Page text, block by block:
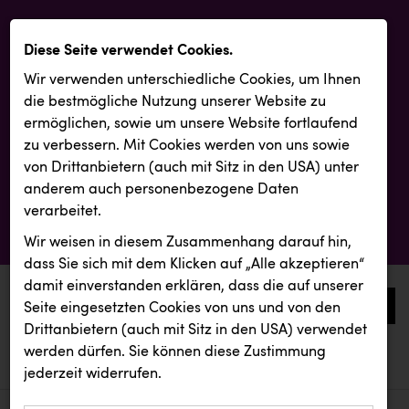
0
aktuelle aussendungen
aktuelle aussendungen
Diese Seite verwendet Cookies.
Wir verwenden unterschiedliche Cookies, um Ihnen
die best­mögliche Nutzung unserer Website zu
ermöglichen, sowie um unsere Website fortlaufend
zu verbessern. Mit Cookies werden von uns sowie
von Drittanbietern (auch mit Sitz in den USA) unter
anderem auch personenbezogene Daten
verarbeitet.
Wir weisen in diesem Zusammenhang darauf hin,
dass Sie sich mit dem Klicken auf „Alle akzeptieren“
damit ein­ver­standen erklären, dass die auf unserer
Seite eingesetzten Cookies von uns und von den
Drittanbietern (auch mit Sitz in den USA) verwendet
werden dürfen. Sie können diese Zustimmung
jederzeit widerrufen.